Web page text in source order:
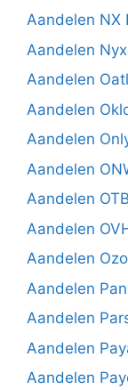
Aandelen NX
Aandelen
Aandelen
Aandelen
Aandelen
Aandelen
Aandelen
Aandelen
Aandelen
Aandelen
Aandelen
Aandelen
Aandelen